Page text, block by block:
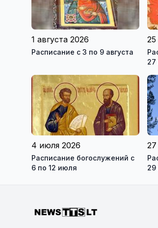
1 августа 2026
Расписание с 3 по 9 августа
27
4 июля 2026
Расписание богослужений с
6 по 12 июля
29